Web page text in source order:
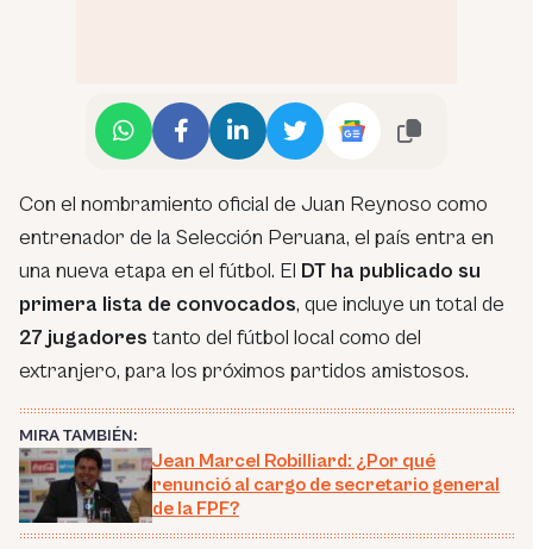
Con el nombramiento oficial de Juan Reynoso como
entrenador de la Selección Peruana, el país entra en
una nueva etapa en el fútbol. El DT ha publicado su
primera lista de convocados, que incluye un total de
27 jugadores tanto del fútbol local como del
extranjero, para los próximos partidos amistosos.
MIRA TAMBIÉN:
Jean Marcel Robilliard: ¿Por qué
renunció al cargo de secretario general
de la FPF?